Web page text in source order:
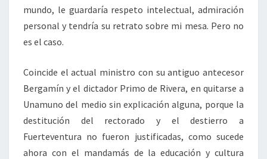
mundo, le guardaría respeto intelectual, admiración
personal y tendría su retrato sobre mi mesa. Pero no
es el caso.
Coincide el actual ministro con su antiguo antecesor
Bergamín y el dictador Primo de Rivera, en quitarse a
Unamuno del medio sin explicación alguna, porque la
destitución del rectorado y el destierro a
Fuerteventura no fueron justificadas, como sucede
ahora con el mandamás de la educación y cultura